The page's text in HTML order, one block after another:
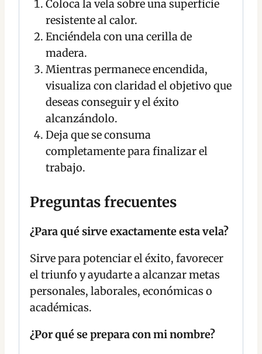
Coloca la vela sobre una superficie
resistente al calor.
Enciéndela con una cerilla de
madera.
Mientras permanece encendida,
visualiza con claridad el objetivo que
deseas conseguir y el éxito
alcanzándolo.
Deja que se consuma
completamente para finalizar el
trabajo.
Preguntas frecuentes
¿Para qué sirve exactamente esta vela?
Sirve para potenciar el éxito, favorecer
el triunfo y ayudarte a alcanzar metas
personales, laborales, económicas o
académicas.
¿Por qué se prepara con mi nombre?